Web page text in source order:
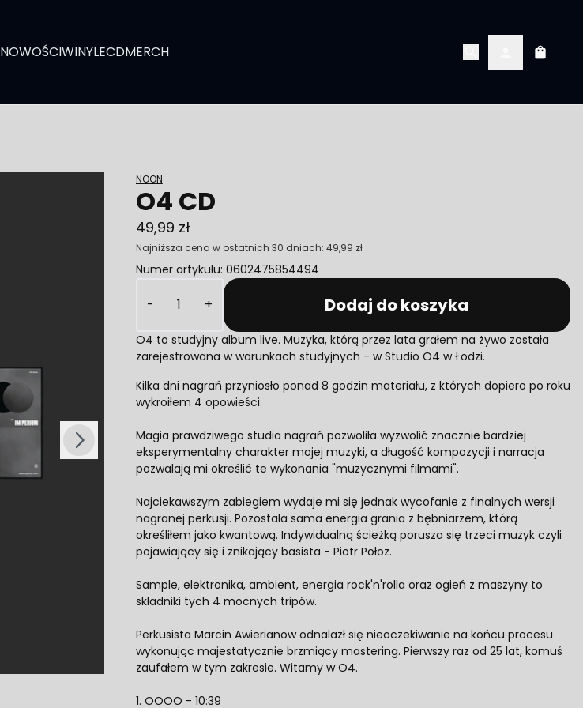
NOWOŚCIWINYLECDMERCH
Konto Koszyk
Następny
NOON
O4 CD
49,99 zł
Najniższa cena w ostatnich 30 dniach: 49,99 zł
Numer artykułu: 0602475854494
-
+ Dodaj do koszyka
O4 to studyjny album live. Muzyka, którą przez lata grałem na żywo została
zarejestrowana w warunkach studyjnych - w Studio O4 w Łodzi.
Kilka dni nagrań przyniosło ponad 8 godzin materiału, z których dopiero po roku
wykroiłem 4 opowieści.
Magia prawdziwego studia nagrań pozwoliła wyzwolić znacznie bardziej
eksperymentalny charakter mojej muzyki, a długość kompozycji i narracja
pozwalają mi określić te wykonania "muzycznymi filmami".
Najciekawszym zabiegiem wydaje mi się jednak wycofanie z finalnych wersji
nagranej perkusji. Pozostała sama energia grania z bębniarzem, którą
określiłem jako kwantową. Indywidualną ścieżką porusza się trzeci muzyk czyli
pojawiający się i znikający basista - Piotr Połoz.
Sample, elektronika, ambient, energia rock'n'rolla oraz ogień z maszyny to
składniki tych 4 mocnych tripów.
Perkusista Marcin Awierianow odnalazł się nieoczekiwanie na końcu procesu
wykonując majestatycznie brzmiący mastering. Pierwszy raz od 25 lat, komuś
zaufałem w tym zakresie. Witamy w O4.
1. OOOO - 10:39